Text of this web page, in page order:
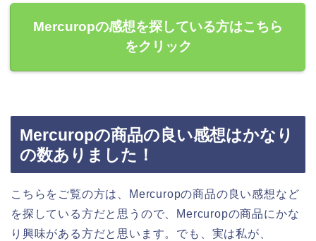
Mercuropの感想を探している方はこちら
をクリック
Mercuropの商品の良い感想はかなり
の数ありました！
こちらをご覧の方は、Mercuropの商品の良い感想など
を探している方だと思うので、Mercuropの商品にかな
り興味がある方だと思います。でも、実は私が、